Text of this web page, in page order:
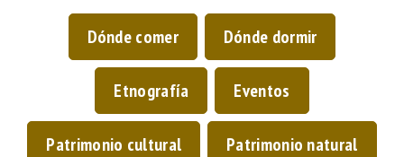
Dónde comer Dónde dormir
Etnografía Eventos
Patrimonio cultural Patrimonio natural